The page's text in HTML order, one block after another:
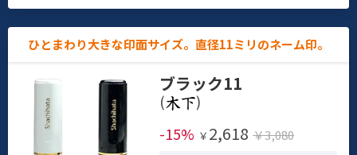
ひとまわり大きな印面サイズ。直径11ミリのネーム印。
ブラック11
(
)
-15% ￥ 2,618 ￥3,080